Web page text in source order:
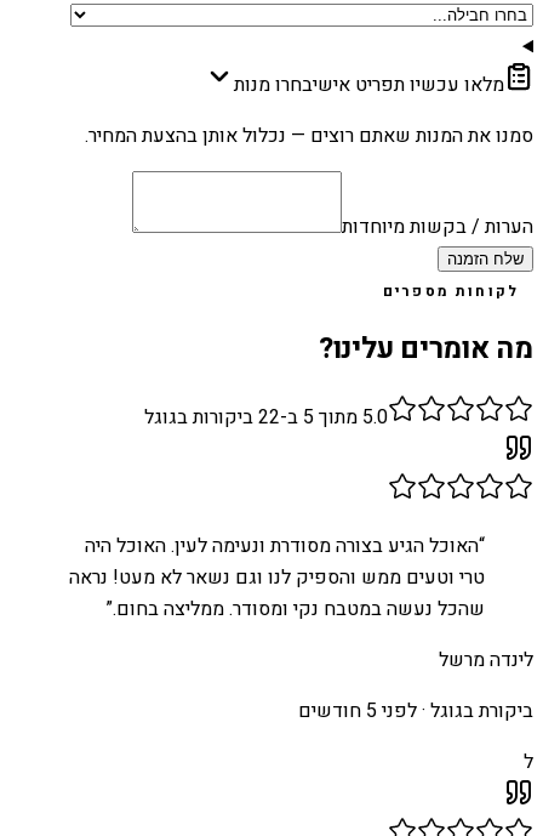
מלאו עכשיו תפריט אישיבחרו מנות
סמנו את המנות שאתם רוצים — נכלול אותן בהצעת המחיר.
הערות / בקשות מיוחדות
שלח הזמנה
לקוחות מספרים
מה אומרים עלינו?
5.0 מתוך 5 ב- 22ביקורות בגוגל
“האוכל הגיע בצורה מסודרת ונעימה לעין. האוכל היה
טרי וטעים ממש והספיק לנו וגם נשאר לא מעט! נראה
שהכל נעשה במטבח נקי ומסודר. ממליצה בחום.”
לינדה מרשל
ביקורת בגוגל ·לפני 5 חודשים
ל